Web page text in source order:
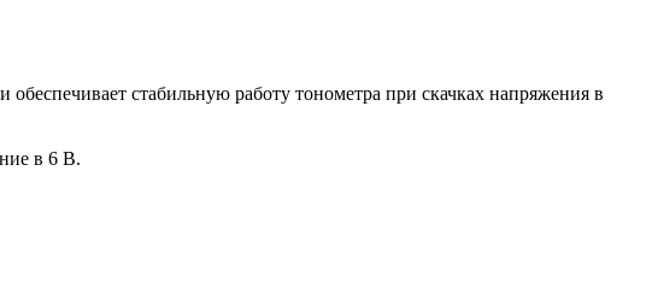
стабильную работу тонометра при скачках напряжения в
в 6 В.